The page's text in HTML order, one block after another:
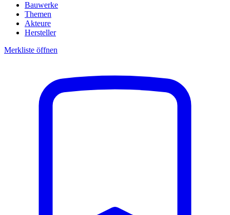
Bauwerke
Themen
Akteure
Hersteller
Merkliste öffnen